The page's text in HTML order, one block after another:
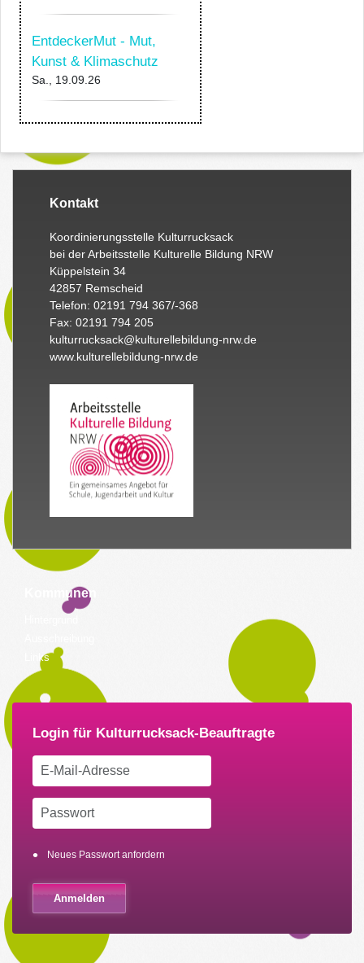
EntdeckerMut - Mut,
Kunst & Klimaschutz
Sa., 19.09.26
Kontakt
Koordinierungsstelle Kulturrucksack
bei der Arbeitsstelle Kulturelle Bildung NRW
Küppelstein 34
42857 Remscheid
Telefon: 02191 794 367/-368
Fax: 02191 794 205
kulturrucksack@kulturellebildung-nrw.de
www.kulturellebildung-nrw.de
Kommunen
Links
Neues Passwort anfordern